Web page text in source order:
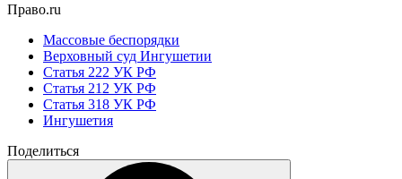
Право.ru
Массовые беспорядки
Верховный суд Ингушетии
Статья 222 УК РФ
Статья 212 УК РФ
Статья 318 УК РФ
Ингушетия
Поделиться